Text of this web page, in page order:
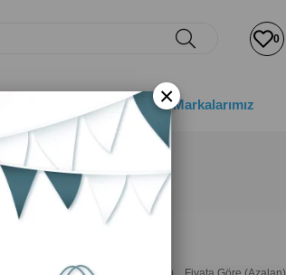
0
Anne&Bebek&Çocuk Markalarımız
×